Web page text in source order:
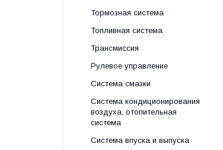
Тормозная система
Топливная система
Трансмиссия
Рулевое управление
Система смазки
Система кондиционирования
воздуха, отопительная
система
Система впуска и выпуска